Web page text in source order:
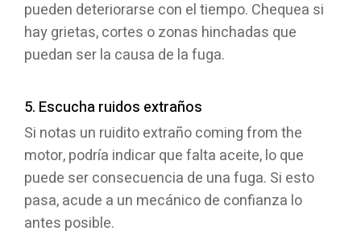
pueden deteriorarse con el tiempo. Chequea si
hay grietas, cortes o zonas hinchadas que
puedan ser la causa de la fuga.
5. Escucha ruidos extraños
Si notas un ruidito extraño coming from the
motor, podría indicar que falta aceite, lo que
puede ser consecuencia de una fuga. Si esto
pasa, acude a un mecánico de confianza lo
antes posible.